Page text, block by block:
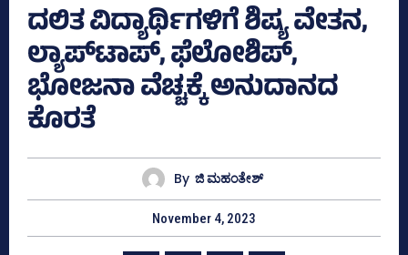
ದಲಿತ ವಿದ್ಯಾರ್ಥಿಗಳಿಗೆ ಶಿಷ್ಯ ವೇತನ,
ಲ್ಯಾಪ್‌ಟಾಪ್‌, ಫೆಲೋಶಿಪ್‌,
ಭೋಜನಾ ವೆಚ್ಚಕ್ಕೆ ಅನುದಾನದ
ಕೊರತೆ
By ಜಿ ಮಹಂತೇಶ್
November 4, 2023